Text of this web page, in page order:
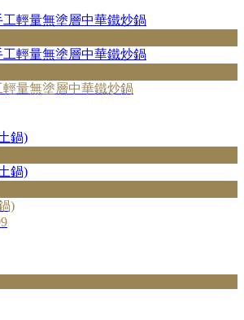
量無塗層中華鐵炒鍋
)